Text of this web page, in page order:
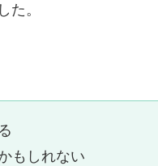
た。
もしれない